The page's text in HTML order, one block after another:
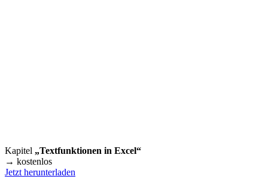
Kapitel „Textfunktionen in Excel“
→ kostenlos
Jetzt herunterladen